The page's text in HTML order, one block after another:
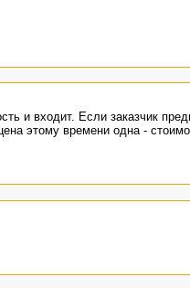
и входит. Если заказчик
этому времени одна -